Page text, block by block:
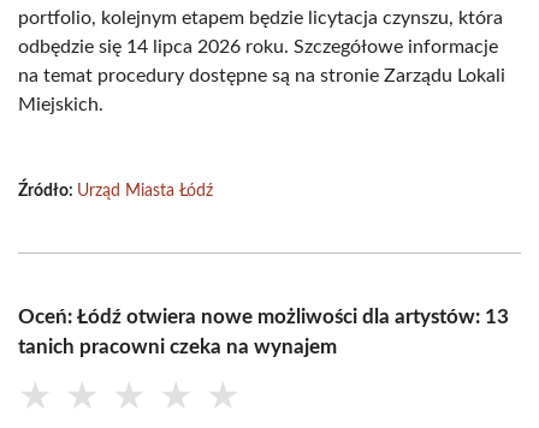
portfolio, kolejnym etapem będzie licytacja czynszu, która
odbędzie się 14 lipca 2026 roku. Szczegółowe informacje
na temat procedury dostępne są na stronie Zarządu Lokali
Miejskich.
Źródło: Urząd Miasta Łódź
Oceń: Łódź otwiera nowe możliwości dla artystów: 13
tanich pracowni czeka na wynajem
★ ★ ★ ★ ★